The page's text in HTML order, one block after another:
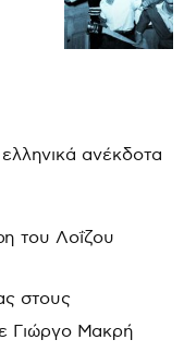
ανέκδοτα
του Λοΐζου
στους
Γιώργο Μακρή